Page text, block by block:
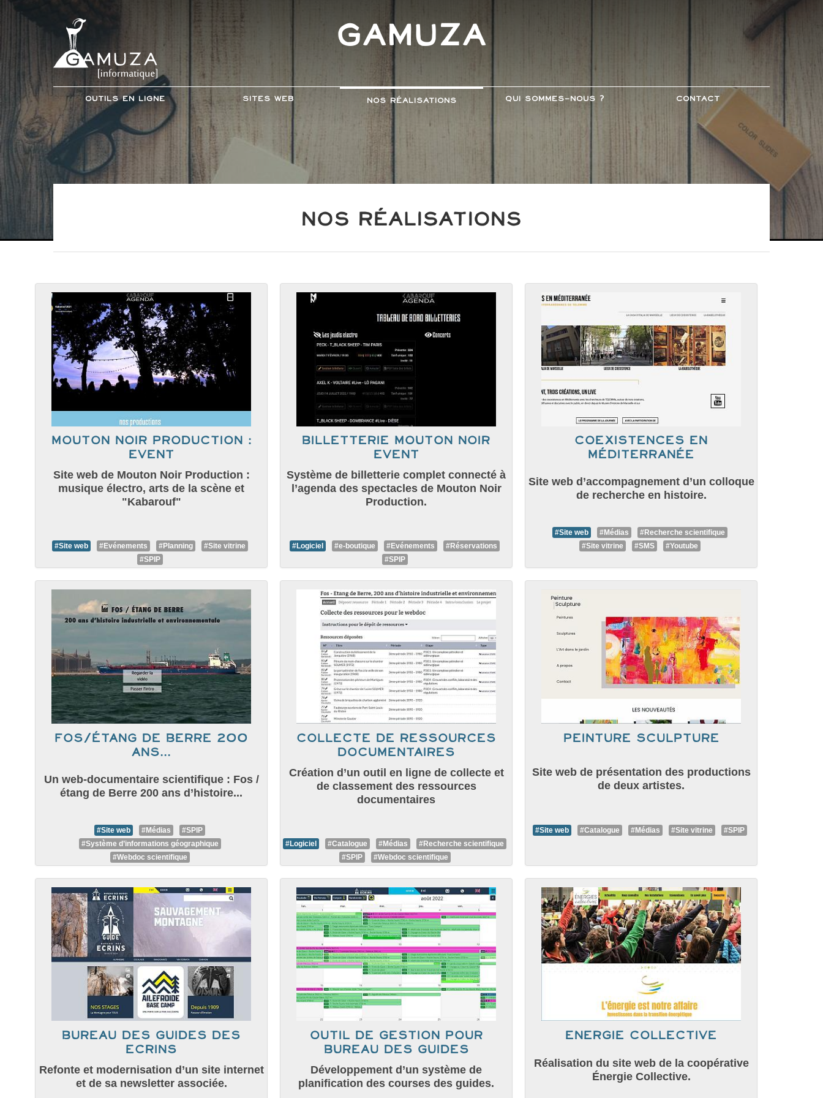
Gamuza
Outils en ligne Sites web Nos Réalisations Qui sommes-nous ? Contact
Nos réalisations
Mouton noir production :
Event
Site web de Mouton Noir Production :
musique électro, arts de la scène et
"Kabarouf"
#Site web #Evénements #Planning
#Site vitrine
#SPIP
Billetterie Mouton Noir
Event
Système de billetterie complet connecté à
l’agenda des spectacles de Mouton Noir
Production.
#Logiciel #e-boutique #Evénements
#Réservations
#SPIP
Coexistences en
Méditerranée
Site web d’accompagnement d’un colloque
de recherche en histoire.
#Site web #Médias
#Recherche scientifique
#Site vitrine
#SMS #Youtube
Fos/étang de Berre 200
ans...
Un web-documentaire scientifique : Fos /
étang de Berre 200 ans d’histoire...
#Site web #Médias
#SPIP
#Système d’informations géographique
#Webdoc scientifique
collecte de ressources
documentaires
Création d’un outil en ligne de collecte et
de classement des ressources
documentaires
#Logiciel #Catalogue #Médias
#Recherche scientifique
#SPIP
#Webdoc scientifique
Peinture Sculpture
Site web de présentation des productions
de deux artistes.
#Site web #Catalogue #Médias #Site vitrine #SPIP
Bureau des guides des
Ecrins
Refonte et modernisation d’un site internet
et de sa newsletter associée.
Outil de gestion pour
bureau des guides
Développement d’un système de
planification des courses des guides.
Energie collective
Réalisation du site web de la coopérative
Énergie Collective.